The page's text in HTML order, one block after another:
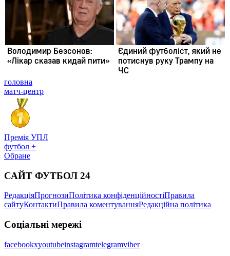
головна
матч-центр
Премія УПЛ
футбол +
Обране
САЙТ ФУТБОЛ 24
РедакціяПрогнозиПолітика конфіденційностіПравила
сайтуКонтактиПравила коментуванняРедакційна політика
Соціальні мережі
facebookxyoutubeinstagramtelegramviber